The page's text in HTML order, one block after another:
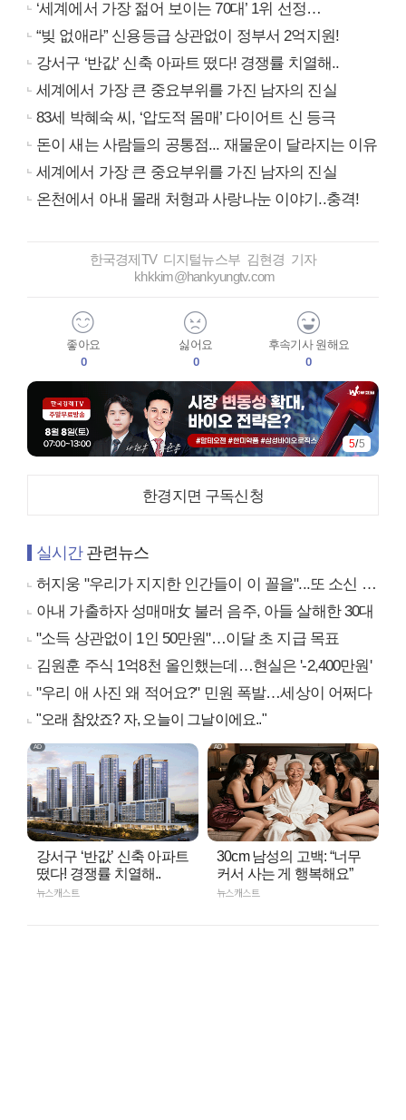
‘세계에서 가장 젊어 보이는 70대’ 1위 선정…
“빚 없애라” 신용등급 상관없이 정부서 2억지원!
강서구 ‘반값’ 신축 아파트 떴다! 경쟁률 치열해..
세계에서 가장 큰 중요부위를 가진 남자의 진실
83세 박혜숙 씨, ‘압도적 몸매’ 다이어트 신 등극
돈이 새는 사람들의 공통점... 재물운이 달라지는 이유
세계에서 가장 큰 중요부위를 가진 남자의 진실
온천에서 아내 몰래 처형과 사랑나눈 이야기..충격!
한국경제TV 디지털뉴스부 김현경 기자
khkkim@hankyungtv.com
좋아요
0
싫어요
0
후속기사 원해요
0
5/5
한경지면 구독신청
실시간관련뉴스
허지웅 "우리가 지지한 인간들이 이 꼴을"...또 소신 발언
아내 가출하자 성매매女 불러 음주, 아들 살해한 30대
"소득 상관없이 1인 50만원"…이달 초 지급 목표
김원훈 주식 1억8천 올인했는데…현실은 '-2,400만원'
"우리 애 사진 왜 적어요?" 민원 폭발…세상이 어쩌다
"오래 참았죠? 자, 오늘이 그날이에요.."
강서구 ‘반값’ 신축 아파트
떴다! 경쟁률 치열해..
뉴스캐스트
30cm 남성의 고백: “너무
커서 사는 게 행복해요”
뉴스캐스트